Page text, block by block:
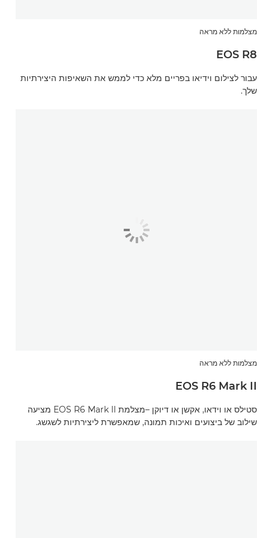
מצלמות ללא מראה
EOS R8
עבור לצילום וידיאו בפריים מלא כדי לממש את השאיפות היצירתיות
שלך.
מצלמות ללא מראה
EOS R6 Mark II
סטילס או וידאו, אקשן או דיוקן –מצלמת EOS R6 Mark II מציעה
שילוב של ביצועים ואיכות תמונה, שמאפשרת ליצירתיות לשגשג.